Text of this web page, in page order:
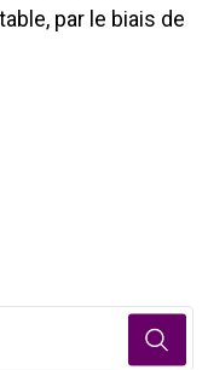
par le biais de